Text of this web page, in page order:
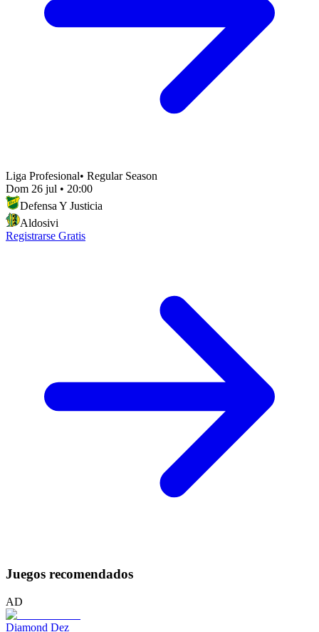
Liga Profesional• Regular Season
Dom 26 jul • 20:00
Defensa Y Justicia
Aldosivi
Registrarse Gratis
Juegos recomendados
AD
Diamond Dez